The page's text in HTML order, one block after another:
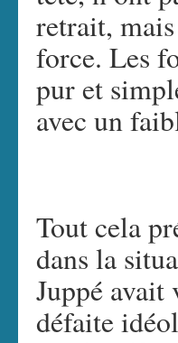
retrait,
force. Les
pur et
avec un
Tout cela
dans la
Juppé avait
défaite